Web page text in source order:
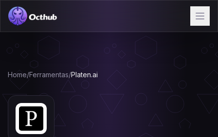
Home/Ferramentas/Platen.ai